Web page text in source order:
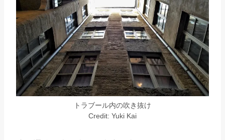
トラブール内の吹き抜け
Credit: Yuki Kai